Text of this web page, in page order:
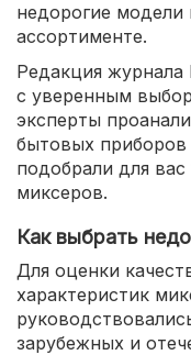
недорогие
ассортименте.
Редакция
с уверенным
эксперты
бытовых
подобрали для
миксеров.
Как выбрать
Для оценки
характеристик
зарубежных и